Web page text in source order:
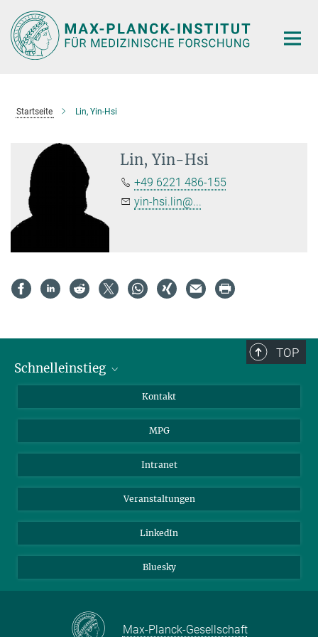
Hauptinhalt
Startseite Lin, Yin-Hsi
Lin, Yin-Hsi
+49 6221 486-155
yin-hsi.lin@...
TOP
Schnelleinstieg
Wissenschaftler*innen
Studierende
Bewerber*innen
Kontakt
MPG
Intranet
Veranstaltungen
LinkedIn
Bluesky
Max-Planck-Gesellschaft